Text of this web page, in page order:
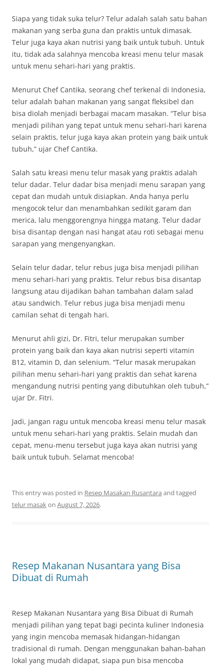
Siapa yang tidak suka telur? Telur adalah salah satu bahan
makanan yang serba guna dan praktis untuk dimasak.
Telur juga kaya akan nutrisi yang baik untuk tubuh. Untuk
itu, tidak ada salahnya mencoba kreasi menu telur masak
untuk menu sehari-hari yang praktis.
Menurut Chef Cantika, seorang chef terkenal di Indonesia,
telur adalah bahan makanan yang sangat fleksibel dan
bisa diolah menjadi berbagai macam masakan. “Telur bisa
menjadi pilihan yang tepat untuk menu sehari-hari karena
selain praktis, telur juga kaya akan protein yang baik untuk
tubuh,” ujar Chef Cantika.
Salah satu kreasi menu telur masak yang praktis adalah
telur dadar. Telur dadar bisa menjadi menu sarapan yang
cepat dan mudah untuk disiapkan. Anda hanya perlu
mengocok telur dan menambahkan sedikit garam dan
merica, lalu menggorengnya hingga matang. Telur dadar
bisa disantap dengan nasi hangat atau roti sebagai menu
sarapan yang mengenyangkan.
Selain telur dadar, telur rebus juga bisa menjadi pilihan
menu sehari-hari yang praktis. Telur rebus bisa disantap
langsung atau dijadikan bahan tambahan dalam salad
atau sandwich. Telur rebus juga bisa menjadi menu
camilan sehat di tengah hari.
Menurut ahli gizi, Dr. Fitri, telur merupakan sumber
protein yang baik dan kaya akan nutrisi seperti vitamin
B12, vitamin D, dan selenium. “Telur masak merupakan
pilihan menu sehari-hari yang praktis dan sehat karena
mengandung nutrisi penting yang dibutuhkan oleh tubuh,”
ujar Dr. Fitri.
Jadi, jangan ragu untuk mencoba kreasi menu telur masak
untuk menu sehari-hari yang praktis. Selain mudah dan
cepat, menu-menu tersebut juga kaya akan nutrisi yang
baik untuk tubuh. Selamat mencoba!
This entry was posted in Resep Masakan Rusantara and tagged
telur masakon August 7, 2026.
Resep Makanan Nusantara yang Bisa
Dibuat di Rumah
Resep Makanan Nusantara yang Bisa Dibuat di Rumah
menjadi pilihan yang tepat bagi pecinta kuliner Indonesia
yang ingin mencoba memasak hidangan-hidangan
tradisional di rumah. Dengan menggunakan bahan-bahan
lokal yang mudah didapat, siapa pun bisa mencoba